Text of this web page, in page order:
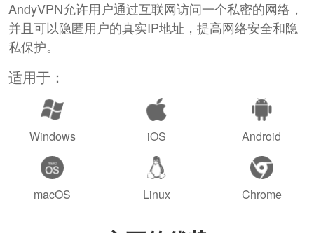
AndyVPN允许用户通过互联网访问一个私密的网络，
并且可以隐匿用户的真实IP地址，提高网络安全和隐
私保护。
适用于：
Windows iOS Android
macOS Linux Chrome